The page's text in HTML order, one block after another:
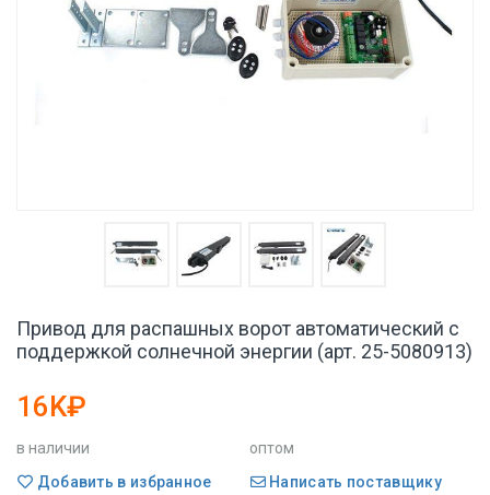
Привод для распашных ворот автоматический с
поддержкой солнечной энергии (арт. 25-5080913)
16K₽
в наличии
оптом
Добавить в избранное
Написать поставщику